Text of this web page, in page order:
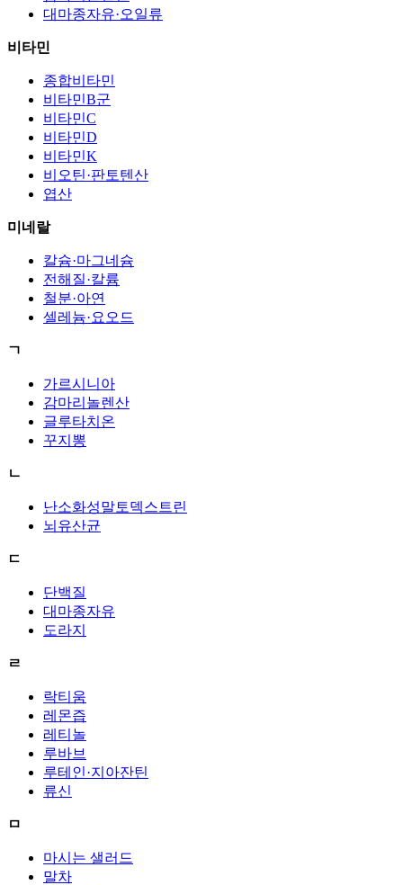
대마종자유·오일류
비타민
종합비타민
비타민B군
비타민C
비타민D
비타민K
비오틴·판토텐산
엽산
미네랄
칼슘·마그네슘
전해질·칼륨
철분·아연
셀레늄·요오드
ㄱ
가르시니아
감마리놀렌산
글루타치온
꾸지뽕
ㄴ
난소화성말토덱스트린
뇌유산균
ㄷ
단백질
대마종자유
도라지
ㄹ
락티움
레몬즙
레티놀
루바브
루테인·지아잔틴
류신
ㅁ
마시는 샐러드
말차